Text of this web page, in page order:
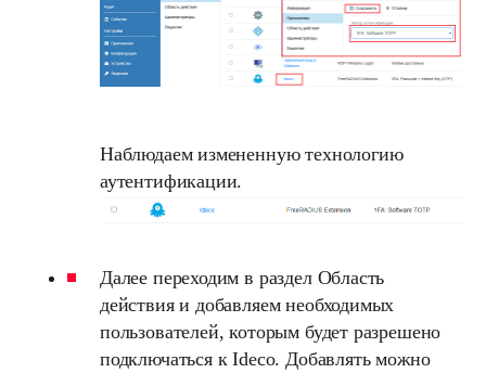
Наблюдаем измененную технологию
аутентификации.
Далее переходим в раздел Область
действия и добавляем необходимых
пользователей, которым будет разрешено
подключаться к Ideco. Добавлять можно